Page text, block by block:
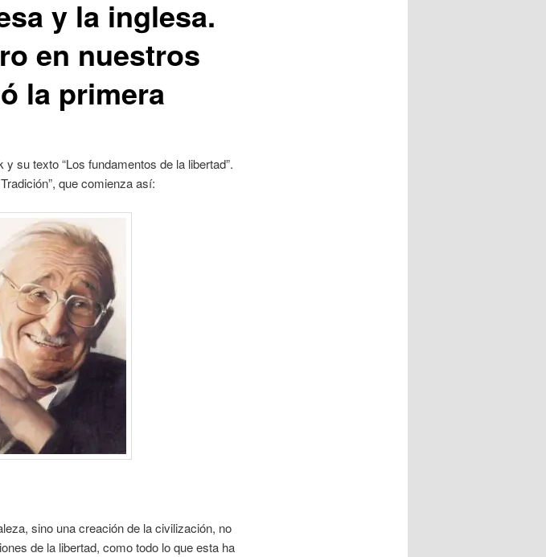
y la inglesa.
en nuestros
la primera
su texto “Los fundamentos de la libertad”.
que comienza así:
sino una creación de la civilización, no
de la libertad, como todo lo que esta ha